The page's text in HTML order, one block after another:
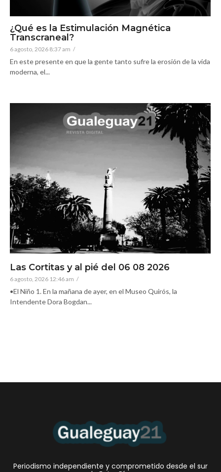
¿Qué es la Estimulación Magnética
Transcraneal?
6 agosto, 2026 8:37 am /
En este presente en que la gente tanto sufre la erosión de la vida
moderna, el...
Las Cortitas y al pié del 06 08 2026
6 agosto, 2026 12:46 am /
•El Niño 1. En la mañana de ayer, en el Museo Quirós, la
Intendente Dora Bogdan...
Periodismo independiente y comprometido desde el sur